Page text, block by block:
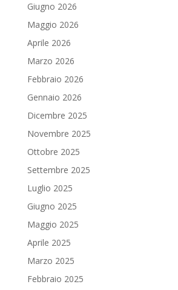
Giugno 2026
Maggio 2026
Aprile 2026
Marzo 2026
Febbraio 2026
Gennaio 2026
Dicembre 2025
Novembre 2025
Ottobre 2025
Settembre 2025
Luglio 2025
Giugno 2025
Maggio 2025
Aprile 2025
Marzo 2025
Febbraio 2025